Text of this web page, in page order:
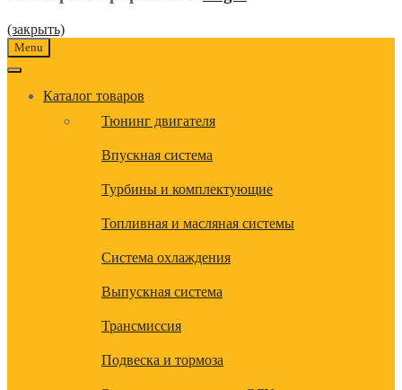
(закрыть)
Menu
Каталог товаров
Тюнинг двигателя
Впускная система
Турбины и комплектующие
Топливная и масляная системы
Система охлаждения
Выпускная система
Трансмиссия
Подвеска и тормоза